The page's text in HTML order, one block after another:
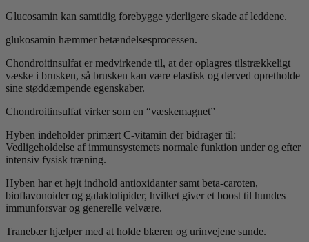
Glucosamin kan samtidig forebygge yderligere skade af leddene.
glukosamin hæmmer betændelsesprocessen.
Chondroitinsulfat er medvirkende til, at der oplagres tilstrækkeligt
væske i brusken, så brusken kan være elastisk og derved opretholde
sine støddæmpende egenskaber.
Chondroitinsulfat virker som en “væskemagnet”
Hyben indeholder primært C-vitamin der bidrager til:
Vedligeholdelse af immunsystemets normale funktion under og efter
intensiv fysisk træning.
Hyben har et højt indhold antioxidanter samt beta-caroten,
bioflavonoider og galaktolipider, hvilket giver et boost til hundes
immunforsvar og generelle velvære.
Tranebær hjælper med at holde blæren og urinvejene sunde.